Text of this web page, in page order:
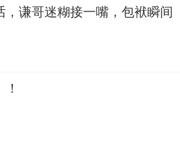
谦哥迷糊接一嘴，包袱瞬间